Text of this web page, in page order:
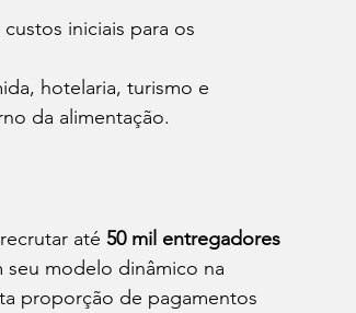
iniciais para os
hotelaria, turismo e
da alimentação.
até 50 mil entregadores
modelo dinâmico na
proporção de pagamentos